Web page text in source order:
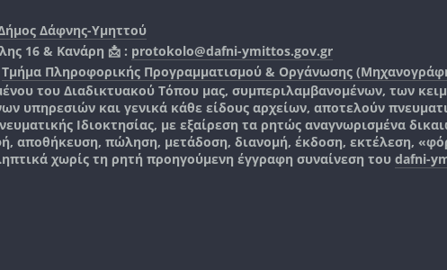
Δάφνης-Υμηττού
16 & Κανάρη 📩 : protokolo@dafni-ymittos.gov.gr
Τμήμα Πληροφορικής Προγραμματισμού & Οργάνωσης
του Διαδικτυακού Τόπου μας, συμπεριλαμβανομένων, των
υπηρεσιών και γενικά κάθε είδους αρχείων, αποτελούν
Ιδιοκτησίας, με εξαίρεση τα ρητώς αναγνωρισμένα
αποθήκευση, πώληση, μετάδοση, διανομή, έκδοση, εκτέλεση,
χωρίς τη ρητή προηγούμενη έγγραφη συναίνεση του dafni-